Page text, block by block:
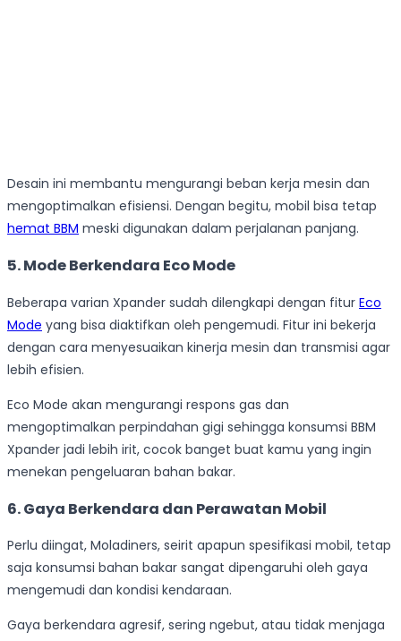
Desain ini membantu mengurangi beban kerja mesin dan
mengoptimalkan efisiensi. Dengan begitu, mobil bisa tetap
hemat BBM meski digunakan dalam perjalanan panjang.
5. Mode Berkendara Eco Mode
Beberapa varian Xpander sudah dilengkapi dengan fitur Eco
Mode yang bisa diaktifkan oleh pengemudi. Fitur ini bekerja
dengan cara menyesuaikan kinerja mesin dan transmisi agar
lebih efisien.
Eco Mode akan mengurangi respons gas dan
mengoptimalkan perpindahan gigi sehingga konsumsi BBM
Xpander jadi lebih irit, cocok banget buat kamu yang ingin
menekan pengeluaran bahan bakar.
6. Gaya Berkendara dan Perawatan Mobil
Perlu diingat, Moladiners, seirit apapun spesifikasi mobil, tetap
saja konsumsi bahan bakar sangat dipengaruhi oleh gaya
mengemudi dan kondisi kendaraan.
Gaya berkendara agresif, sering ngebut, atau tidak menjaga